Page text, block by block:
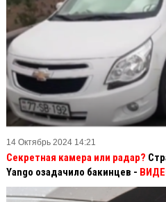
14 Октябрь 2024 14:21
Секретная камера или радар?
Yango озадачило бакинцев -